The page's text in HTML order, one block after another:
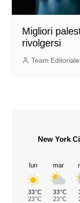
Migliori
rivolgersi
Team Editoriale
New York
lun
33°C
23°C
mar
33°C
23°C